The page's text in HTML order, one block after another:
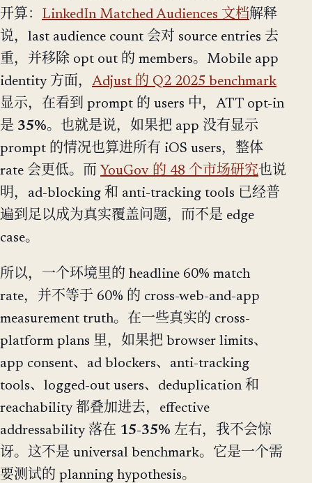
开算： LinkedIn Matched Audiences 文档解释
说，last audience count 会对 source entries 去
重，并移除 opt out 的 members。Mobile app
identity 方面， Adjust 的 Q2 2025 benchmark
显示，在看到 prompt 的 users 中，ATT opt-in
是 35%。也就是说，如果把 app 没有显示
prompt 的情况也算进所有 iOS users，整体
rate 会更低。而 YouGov 的 48 个市场研究也说
明，ad-blocking 和 anti-tracking tools 已经普
遍到足以成为真实覆盖问题，而不是 edge
case。
所以，一个环境里的 headline 60% match
rate，并不等于 60% 的 cross-web-and-app
measurement truth。在一些真实的 cross-
platform plans 里，如果把 browser limits、
app consent、ad blockers、anti-tracking
tools、logged-out users、deduplication 和
reachability 都叠加进去，effective
addressability 落在 15-35% 左右，我不会惊
讶。这不是 universal benchmark。它是一个需
要测试的 planning hypothesis。